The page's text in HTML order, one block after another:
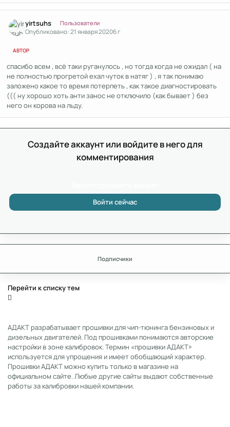
yirtsuhs Пользователи
Опубликовано:21 января 20206 г
АВТОР
спасибо всем , всё таки руганулось , но тогда когда не ожидал ( на
не полностью прогретой ехал чуток в натяг ) , я так понимаю
заложено какое то время потерпеть , как такое диагностировать
((( ну хорошо хоть анти занос не отключило (как бывает ) без
него он корова на льду.
Создайте аккаунт или войдите в него для
комментирования
Войти сейчас
Подписчики
Перейти к списку тем
АДАКТ разрабатывает прошивки для чип-тюнинга бензиновых и
дизельных двигателей. Под прошивками понимаются авторские
настройки в зоне калибровок. Термин «прошивки АДАКТ»
используется для упрощения и имеет обобщающий характер.
Прошивки АДАКТ можно купить только в магазине на
официальном сайте. Любые другие сайты выдают собственные
работы за калибровки нашей компании.